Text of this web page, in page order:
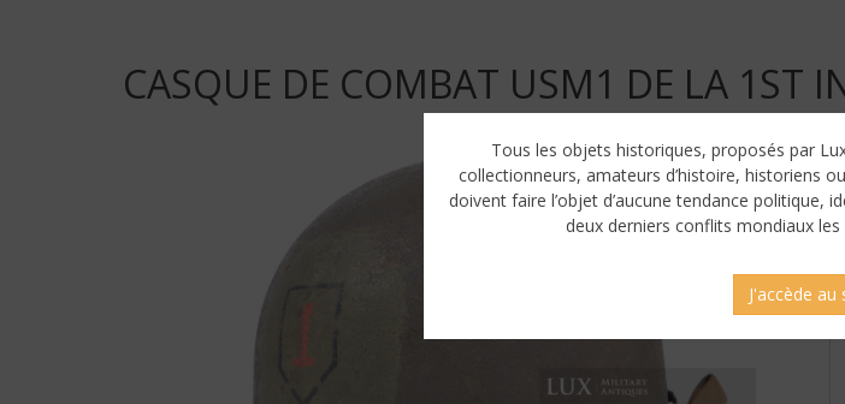
CASQUE DE COMBAT USM1 DE LA 1ST
Tous les objets historiques, proposés par
collectionneurs, amateurs d’histoire, historiens
doivent faire l’objet d’aucune tendance politique,
deux derniers conflits mondiaux les
J'accède au